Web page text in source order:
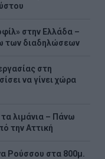
στην Ελλάδα –
των διαδηλώσεων
στη
να γίνει χώρα
λιμάνια – Πάνω
την Αττική
Ρούσσου στα 800μ.